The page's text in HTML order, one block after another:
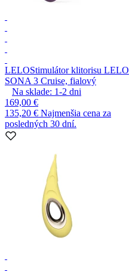
LELOStimulátor klitorisu LELO
SONA 3 Cruise, fialový
Na sklade: 1-2 dni
169,00 €
135,20 € Najmenšia cena za
posledných 30 dní.